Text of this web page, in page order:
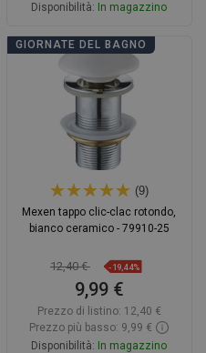
Disponibilità: In magazzino
Aggiungi al carrello
favorite_border Preferito
Confrontare
GIORNATE DEL BAGNO
(9)
Mexen tappo clic-clac rotondo,
bianco ceramico - 79910-25
12,40 € -19,44%
9,99 €
Prezzo di listino: 12,40 €
Prezzo più basso: 9,99 €
Disponibilità: In magazzino